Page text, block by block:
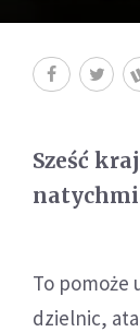
Sześć
To pomoże
dzielnic,